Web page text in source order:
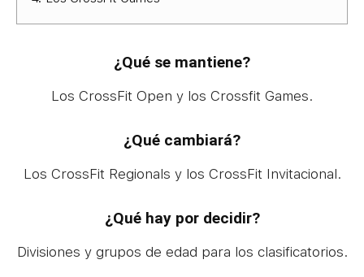
¿Qué se mantiene?
Los CrossFit Open y los Crossfit Games.
¿Qué cambiará?
Los CrossFit Regionals y los CrossFit Invitacional.
¿Qué hay por decidir?
Divisiones y grupos de edad para los clasificatorios.